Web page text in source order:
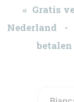
« Gratis
Nederland -